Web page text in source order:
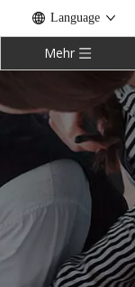
Language
Mehr